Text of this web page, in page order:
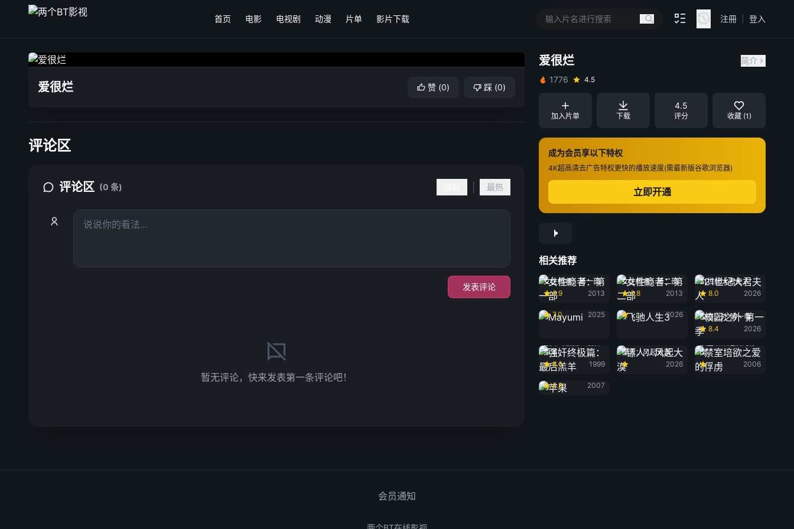
首页 电影 电视剧 动漫 片单 影片下载 注冊 登入
爱很烂 赞 (0) 踩 (0)
爱很烂
简介
1776
4.5
加入片单 下载
4.5
评分 收藏 (1)
成为会员享以下特权
4K超高清去广告特权更快的播放速度(需最新版谷歌浏览器)
立即开通
相关推荐
女性瘾者：第一部
6.9
2013
女性瘾者：第二部
6.8
2013
21世纪大君夫人
8.0
2026
Mayumi
7.0
2025
飞驰人生3
2026
校园之外 第一季
8.4
2026
羔羊
8.0
1999
镖人：风起大漠
2026
虏
2006
苹果
6.8
2007
评论区
评论区 (0 条) 最热
发表评论
暂无评论，快来发表第一条评论吧！
会员通知